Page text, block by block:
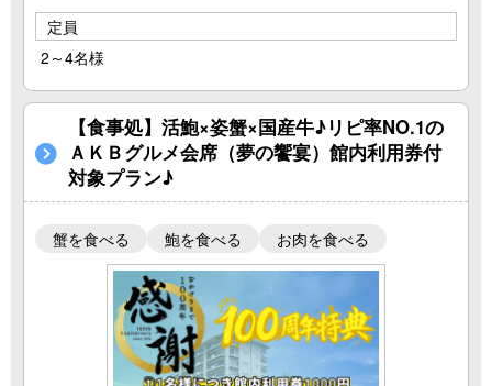
定員
2～4名様
【食事処】活鮑×姿蟹×国産牛♪リピ率NO.1の
ＡＫＢグルメ会席（夢の饗宴）館内利用券付
対象プラン♪
蟹を食べる 鮑を食べる お肉を食べる